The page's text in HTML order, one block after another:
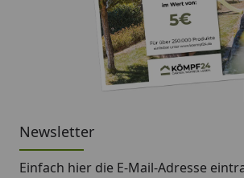
Newsletter
Einfach hier die E-Mail-Adresse